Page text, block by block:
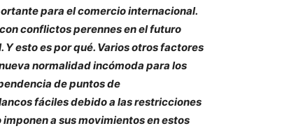
para el comercio internacional.
conflictos perennes en el futuro
esto es por qué. Varios otros factores
normalidad incómoda para los
de puntos de
fáciles debido a las restricciones
a sus movimientos en estos